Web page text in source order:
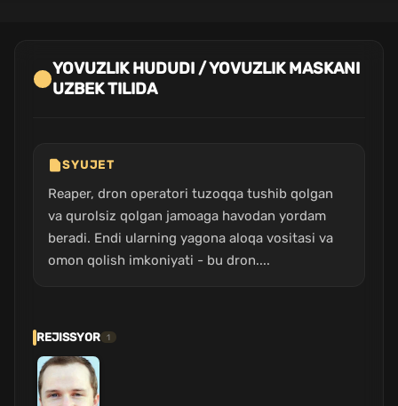
YOVUZLIK HUDUDI / YOVUZLIK MASKANI
UZBEK TILIDA
SYUJET
Reaper, dron operatori tuzoqqa tushib qolgan
va qurolsiz qolgan jamoaga havodan yordam
beradi. Endi ularning yagona aloqa vositasi va
omon qolish imkoniyati - bu dron....
REJISSYOR 1